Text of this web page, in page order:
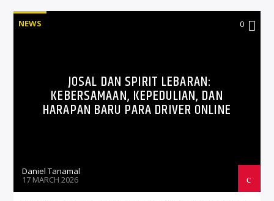
NEWS 0
JOSAL DAN SPIRIT LEBARAN:
KEBERSAMAAN, KEPEDULIAN, DAN
HARAPAN BARU PARA DRIVER ONLINE
Daniel Tanamal
17 MARCH 2026